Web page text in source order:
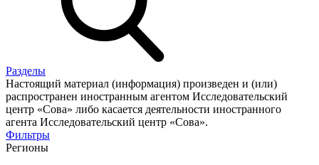
Разделы
Настоящий материал (информация) произведен и (или)
распространен иностранным агентом Исследовательский
центр «Сова» либо касается деятельности иностранного
агента Исследовательский центр «Сова».
Фильтры
Регионы